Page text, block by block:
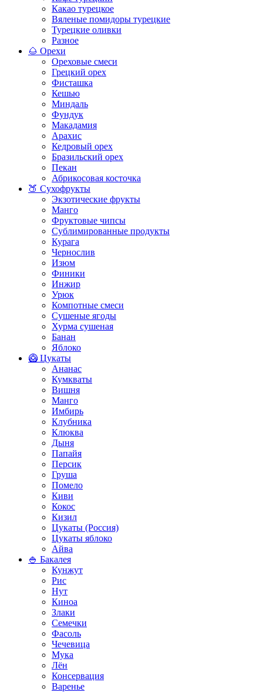
Какао турецкое
Вяленые помидоры турецкие
Турецкие оливки
Разное
🌰 Орехи
Ореховые смеси
Грецкий орех
Фисташка
Кешью
Миндаль
Фундук
Макадамия
Арахис
Кедровый орех
Бразильский орех
Пекан
Абрикосовая косточка
🍑 Сухофрукты
Экзотические фрукты
Манго
Фруктовые чипсы
Сублимированные продукты
Курага
Чернослив
Изюм
Финики
Инжир
Урюк
Компотные смеси
Сушеные ягоды
Хурма сушеная
Банан
Яблоко
🥝 Цукаты
Ананас
Кумкваты
Вишня
Манго
Имбирь
Клубника
Клюква
Дыня
Папайя
Персик
Груша
Помело
Киви
Кокос
Кизил
Цукаты (Россия)
Цукаты яблоко
Айва
🍚 Бакалея
Кунжут
Рис
Нут
Киноа
Злаки
Семечки
Фасоль
Чечевица
Мука
Лён
Консервация
Варенье